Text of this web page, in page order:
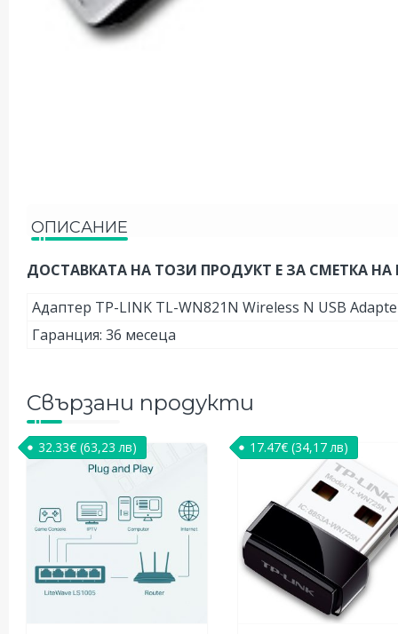
ОПИСАНИЕ
ДОСТАВКАТА НА ТОЗИ ПРОДУКТ Е ЗА СМЕТКА НА
Адаптер TP-LINK TL-WN821N Wireless N USB
Гаранция: 36 месеца
Свързани продукти
32.33€ (63,23 лв) 17.47€ (34,17 лв)